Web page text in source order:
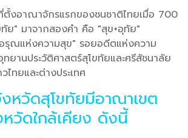
ตั้งอาณาจักรแรกของชนชาติไทยเมื่อ 700
ย" มาจากสองคำ คือ "สุข+อุทัย"
รุณแห่งความสุข" รอยอดีตแห่งความ
ทยานประวัติศาสตร์สุโขทัยและศรีสัชนาลัย
ไทยและต่างประเทศ
หวัดสุโขทัยมีอาณาเขต
วัดใกล้เคียง ดังนี้